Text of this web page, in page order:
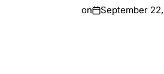
on September